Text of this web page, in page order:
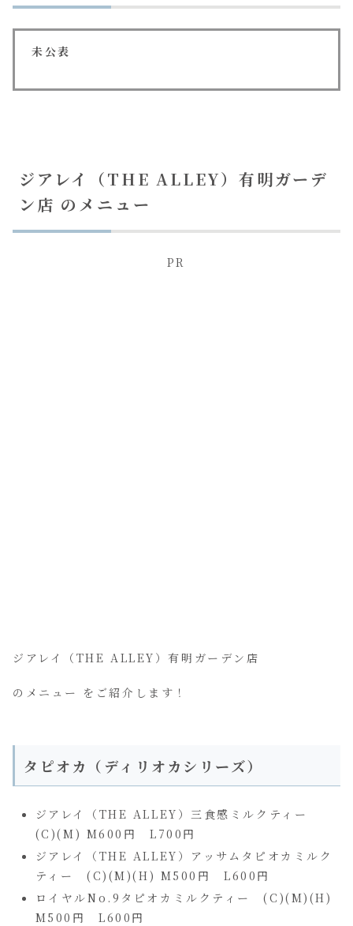
未公表
ジアレイ（THE ALLEY）有明ガーデ
ン店 のメニュー
PR
ジアレイ（THE ALLEY）有明ガーデン店
のメニュー をご紹介します！
タピオカ（ディリオカシリーズ）
ジアレイ（THE ALLEY）三食感ミルクティー
(C)(M) M600円 L700円
ジアレイ（THE ALLEY）アッサムタピオカミルク
ティー (C)(M)(H) M500円 L600円
ロイヤルNo.9タピオカミルクティー (C)(M)(H)
M500円 L600円